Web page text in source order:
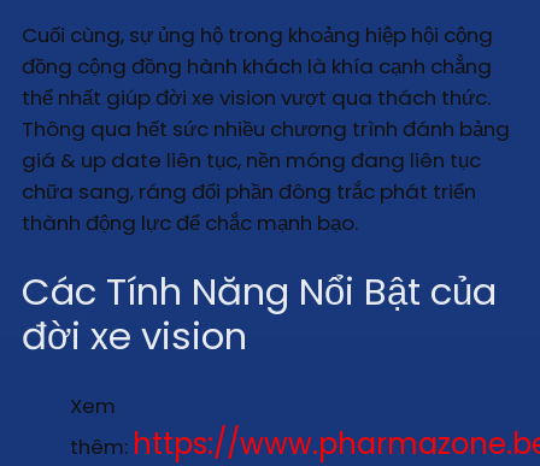
Cuối cùng, sự ủng hộ trong khoảng hiệp hội cộng
đồng cộng đồng hành khách là khía cạnh chẳng
thể nhất giúp đời xe vision vượt qua thách thức.
Thông qua hết sức nhiều chương trình đánh bảng
giá & up date liên tục, nền móng đang liên tục
chữa sang, ráng đổi phần đông trắc phát triển
thành động lực để chắc mạnh bạo.
Các Tính Năng Nổi Bật của
đời xe vision
Xem
thêm: https://